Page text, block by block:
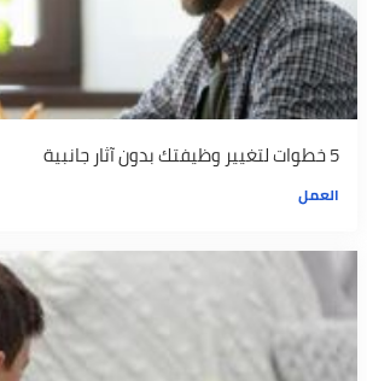
5 خطوات لتغيير وظيفتك بدون آثار جانبية
العمل